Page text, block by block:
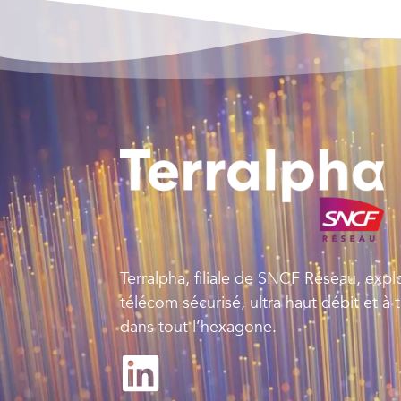
Terralpha, filiale de SNCF Réseau,
télécom sécurisé, ultra haut débit et à
dans tout l’hexagone.